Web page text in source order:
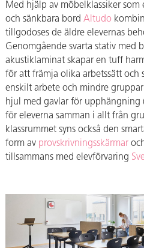
Med hjälp av möbelklassiker som
och sänkbara bord Altudo
tillgodoses de äldre elevernas
Genomgående svarta stativ med
akustiklaminat skapar en tuff
för att främja olika arbetssätt och
enskilt arbete och mindre
hjul med gavlar för
för eleverna samman i allt från
klassrummet syns också den
form av provskrivningsskärmar
tillsammans med elevförvaring